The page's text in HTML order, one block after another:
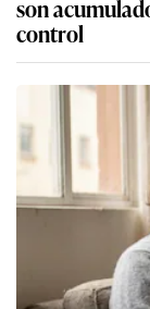
son
control